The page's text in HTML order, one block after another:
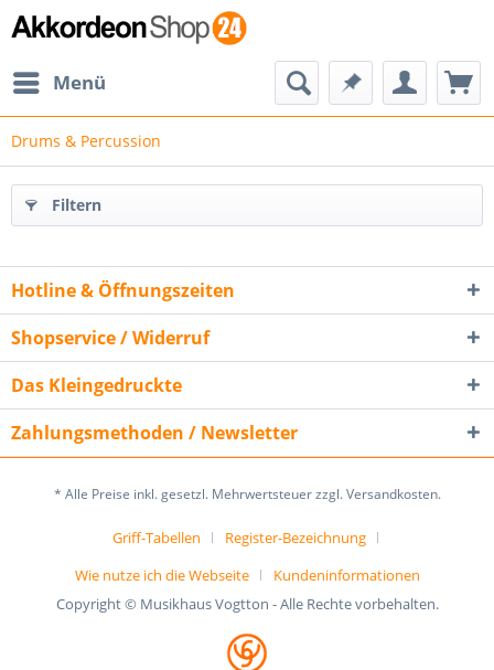
Menü
Drums & Percussion
Filtern
Hotline & Öffnungszeiten
Shopservice / Widerruf
Das Kleingedruckte
Zahlungsmethoden / Newsletter
* Alle Preise inkl. gesetzl. Mehrwertsteuer zzgl. Versandkosten.
Griff-Tabellen
Register-Bezeichnung
Wie nutze ich die Webseite
Kundeninformationen
Copyright © Musikhaus Vogtton - Alle Rechte vorbehalten.